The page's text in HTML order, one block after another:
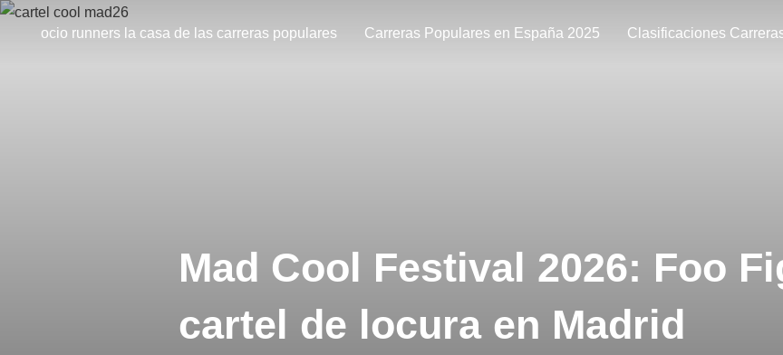
ocio runners la casa de las carreras populares Carreras Populares en España 2025 Clasificaciones
Mad Cool Festival 2026: Foo
cartel de locura en Madrid